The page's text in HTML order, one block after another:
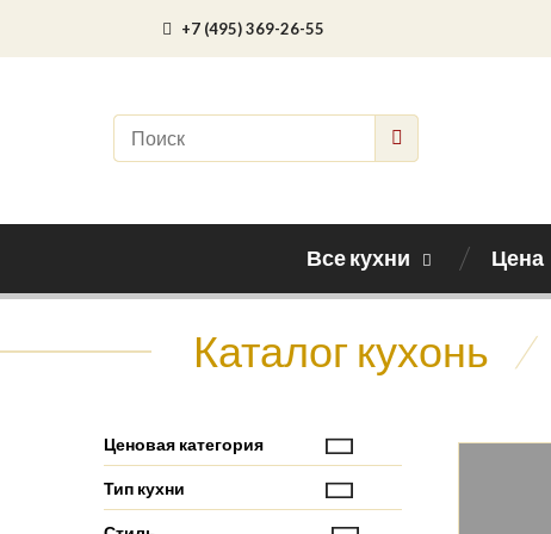
+7 (495) 369-26-55
Все кухни Цена
Каталог кухонь /
Ценовая категория
Тип кухни